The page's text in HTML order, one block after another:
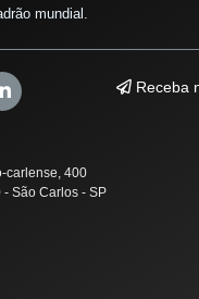
mundial.
Receba
carlense, 400
São Carlos - SP